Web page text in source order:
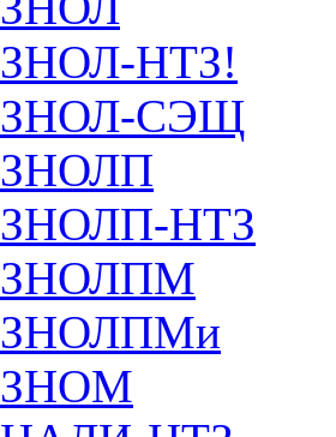
ЗНОЛ-НТЗ!
ЗНОЛ-СЭЩ
ЗНОЛП
ЗНОЛП-НТЗ
ЗНОЛПМ
ЗНОЛПМи
ЗНОМ